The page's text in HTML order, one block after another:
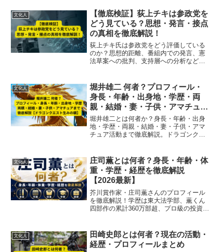
文化人
【徹底検証】荻上チキは参政党を
どう見ている？思想・発言・接点
の真相を徹底解説！
荻上チキ氏は参政党をどう評価している
のか？思想的距離、番組内での発言、憲
法草案への批判、支持層への分析など、
文化人
堀井雄二 何者？プロフィール・
身長・年齢・出身地・学歴・両
親・結婚・妻・子供・アマチュア
まで徹底解説【ドラゴンクエスト
生みの親】
堀井雄二とは何者か？身長・年齢・出身
地・学歴・両親・結婚・妻・子供・アマ
チュア活動まで徹底解説。ドラゴンクエ
し、人物像の全貌をわかりやすく紹介す
るブログ記事です。
文化人
庄司薫とは何者？身長・年齢・体
重・学歴・経歴を徹底解説
【2026最新】
芥川賞作家・庄司薫さんのプロフィール
を徹底解説！学歴は東大法学部、薫くん
四部作の累計360万部超、プロ級の投資家
文化人
田崎史郎とは何者？現在の活動・
経歴・プロフィールまとめ